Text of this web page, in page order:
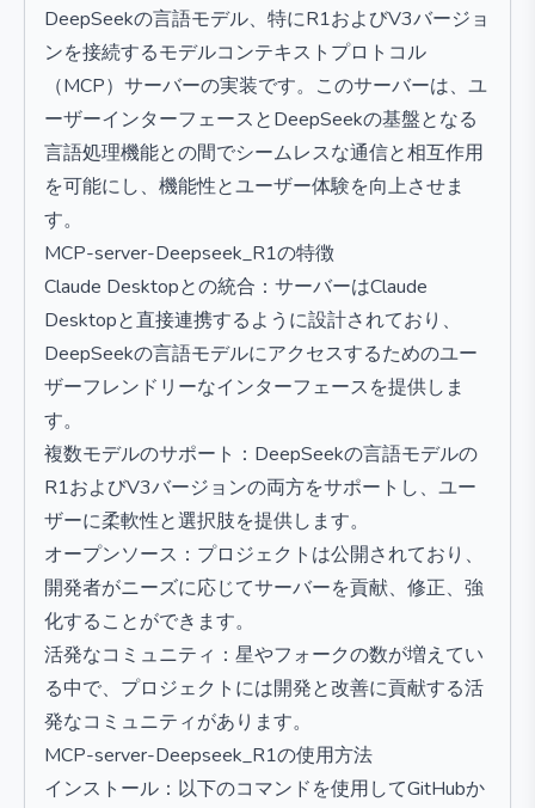
DeepSeekの言語モデル、特にR1およびV3バージョ
ンを接続するモデルコンテキストプロトコル
（MCP）サーバーの実装です。このサーバーは、ユ
ーザーインターフェースとDeepSeekの基盤となる
言語処理機能との間でシームレスな通信と相互作用
を可能にし、機能性とユーザー体験を向上させま
す。
MCP-server-Deepseek_R1の特徴
Claude Desktopとの統合：サーバーはClaude
Desktopと直接連携するように設計されており、
DeepSeekの言語モデルにアクセスするためのユー
ザーフレンドリーなインターフェースを提供しま
す。
複数モデルのサポート：DeepSeekの言語モデルの
R1およびV3バージョンの両方をサポートし、ユー
ザーに柔軟性と選択肢を提供します。
オープンソース：プロジェクトは公開されており、
開発者がニーズに応じてサーバーを貢献、修正、強
化することができます。
活発なコミュニティ：星やフォークの数が増えてい
る中で、プロジェクトには開発と改善に貢献する活
発なコミュニティがあります。
MCP-server-Deepseek_R1の使用方法
インストール：以下のコマンドを使用してGitHubか